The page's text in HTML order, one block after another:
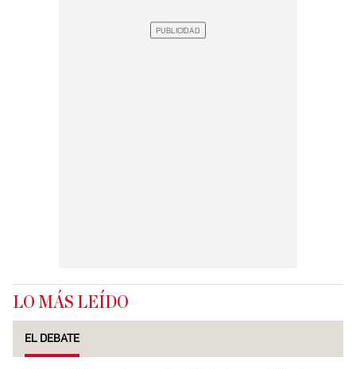
LO MÁS LEÍDO
EL DEBATE